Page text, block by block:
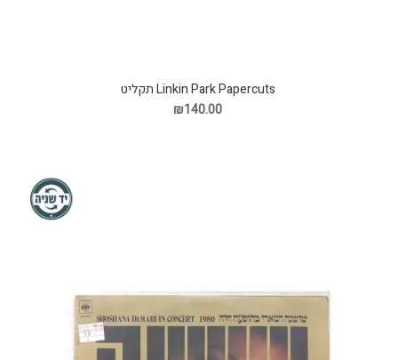
Linkin Park Papercuts תקליט
₪140.00